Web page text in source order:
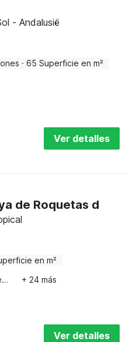
- Andalusië
· 65 Superficie en m²
Ver detalles
de Roquetas d
en m²
Mesa de comedor + 24 más
Ver detalles